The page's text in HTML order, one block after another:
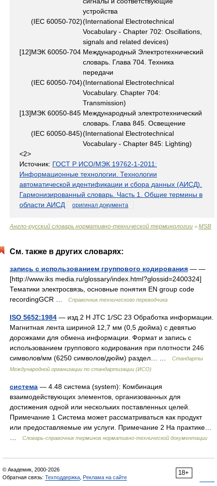
устройства
(IEC 60050-702)(International Electrotechnical
Vocabulary - Chapter 702: Oscillations,
signals and related devices)
[12]МЭК 60050-704 Международный Электротехнический
словарь. Глава 704. Техника
передачи
(IEC 60050-704)(International Electrotechnical
Vocabulary. Chapter 704:
Transmission)
[13]МЭК 60050-845 Международный электротехнический
словарь. Глава 845. Освещение
(IEC 60050-845)(International Electrotechnical
Vocabulary - Chapter 845: Lighting)
<2>
Источник: ГОСТ Р ИСО/МЭК 19762-1-2011:
Информационные технологии. Технологии
автоматической идентификации и сбора данных (АИСД).
Гармонизированный словарь. Часть 1. Общие термины в
области АИСД
оригинал документа
Англо-русский словарь нормативно-технической терминологии > MSB
См. также в других словарях:
запись с использованием группового кодирования — —
[http://www.iks media.ru/glossary/index.html?glossid=2400324]
Тематики электросвязь, основные понятия EN group code
recordingGCR …
Справочник технического переводчика
ISO 5652:1984 — изд.2 H JTC 1/SC 23 Обработка информации.
Магнитная лента шириной 12,7 мм (0,5 дюйма) с девятью
дорожками для обмена информации. Формат и запись с
использованием группового кодирования при плотности 246
символов/мм (6250 символов/дюйм) раздел… …
Стандарты
Международной организации по стандартизации (ИСО)
система — 4.48 система (system): Комбинация
взаимодействующих элементов, организованных для
достижения одной или нескольких поставленных целей.
Примечание 1 Система может рассматриваться как продукт
или предоставляемые им услуги. Примечание 2 На практике…
Словарь-справочник терминов нормативно-технической документации
18+
© Академик, 2000-2026
Обратная связь: Техподдержка Реклама на сайте